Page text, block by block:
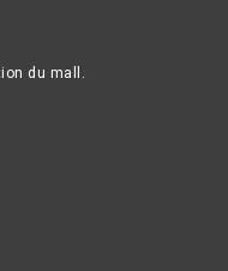
du mall.